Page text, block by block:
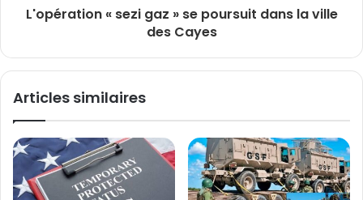
L'opération « sezi gaz » se poursuit dans la ville
des Cayes
Articles similaires